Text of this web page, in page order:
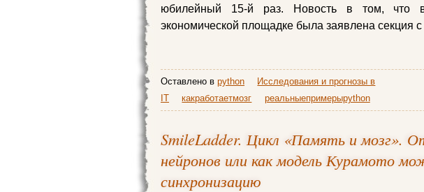
юбилейный 15-й раз. Новость в том, что
экономической площадке была заявлена секция
Оставлено в python
Исследования и прогнозы в
IT
какработаетмозг реальныепримерыpython
SmileLadder. Цикл «Память и мозг».
нейронов или как модель Курамото
синхронизацию